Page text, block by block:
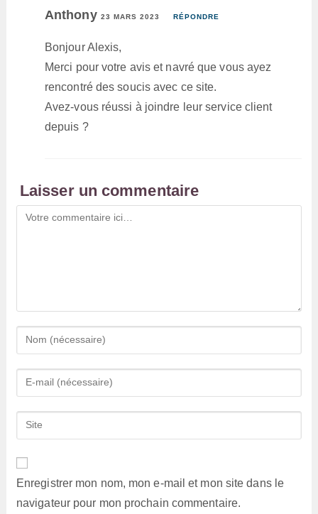
Anthony 23 MARS 2023 RÉPONDRE
Bonjour Alexis,
Merci pour votre avis et navré que vous ayez
rencontré des soucis avec ce site.
Avez-vous réussi à joindre leur service client
depuis ?
Laisser un commentaire
Comment
Enter
your
name
comment
Enter
your
email
address
Saisir
l’URL
votre
site
(facultatif)
Enregistrer mon nom, mon e-mail et mon site dans le
navigateur pour mon prochain commentaire.